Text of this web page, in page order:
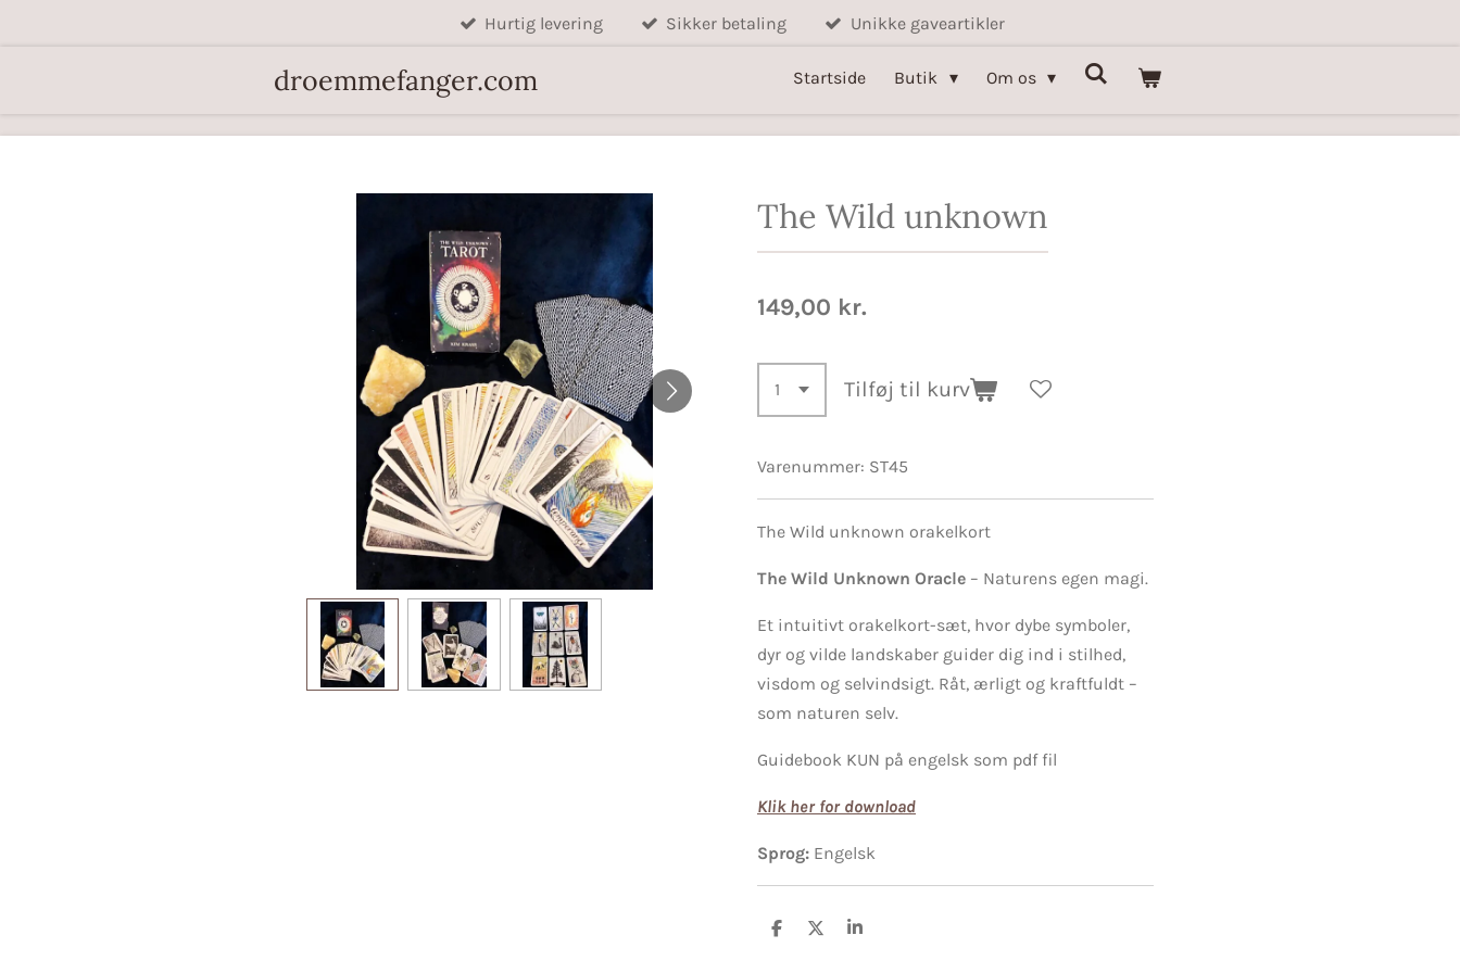
Hurtig levering Sikker betaling Unikke gaveartikler
droemmefanger.com Startside Butik Om os
The Wild unknown
149,00 kr.
Tilføj til kurv
Varenummer: ST45
The Wild unknown orakelkort
The Wild Unknown Oracle – Naturens egen magi.
Et intuitivt orakelkort-sæt, hvor dybe symboler,
dyr og vilde landskaber guider dig ind i stilhed,
visdom og selvindsigt. Råt, ærligt og kraftfuldt –
som naturen selv.
Guidebook KUN på engelsk som pdf fil
Klik her for download
Sprog: Engelsk
D
D
D